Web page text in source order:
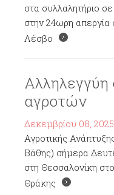
στα συλλαλητήριο
στην 24ωρη απεργία
Λέσβο
αγροτών
Δεκεμβρίου 08, 2025
Αγροτικής
Βάθης) σήμερα
στη Θεσσαλονίκη
Θράκης